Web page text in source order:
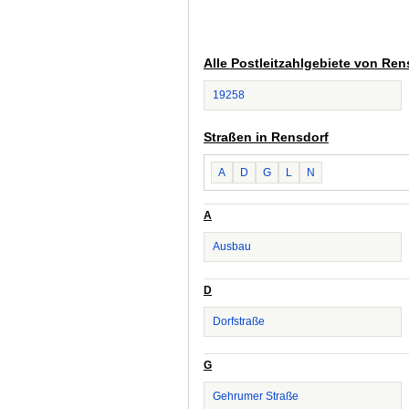
Alle Postleitzahlgebiete von
19258
Straßen in Rensdorf
A D G L N
A
Ausbau
D
Dorfstraße
G
Gehrumer Straße